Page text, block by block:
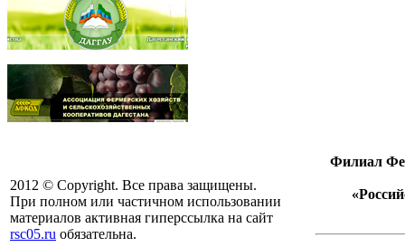
2012 © Copyright. Все права защищены.
При полном или частичном использовании
материалов активная гиперссылка на сайт
rsc05.ru обязательна.
Филиал